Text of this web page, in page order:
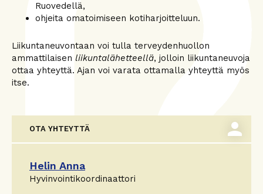
Ruovedellä,
ohjeita omatoimiseen kotiharjoitteluun.
Liikuntaneuvontaan voi tulla terveydenhuollon
ammattilaisen liikuntalähetteellä, jolloin liikuntaneuvoja
ottaa yhteyttä. Ajan voi varata ottamalla yhteyttä myös
itse.
OTA YHTEYTTÄ person
Helin Anna
Hyvinvointikoordinaattori